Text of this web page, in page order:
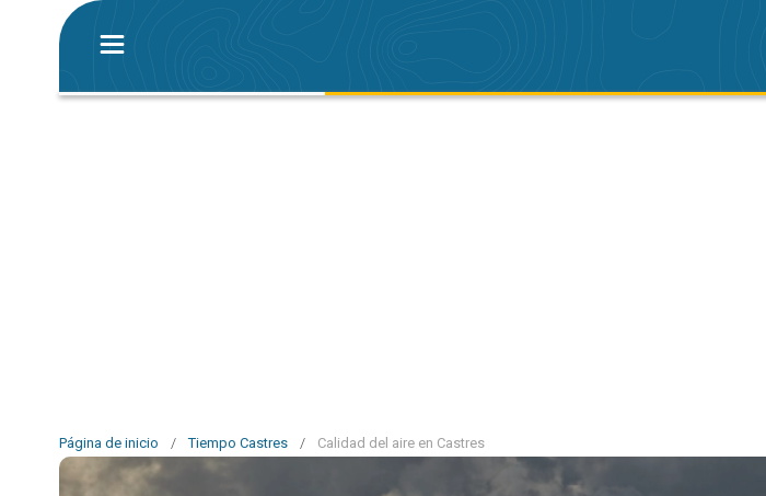
Página de inicio / Tiempo Castres / Calidad del aire en Castres